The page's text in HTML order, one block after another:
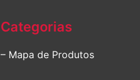
Categorias
– Mapa de Produtos